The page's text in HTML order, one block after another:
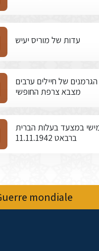
עדות של מוריס יעיש
הגרמנים של חיילים ערבים
מצבא צרפת החופשי
במצעד בעלות הברית
ברבאט 11.11.1942
mondiale